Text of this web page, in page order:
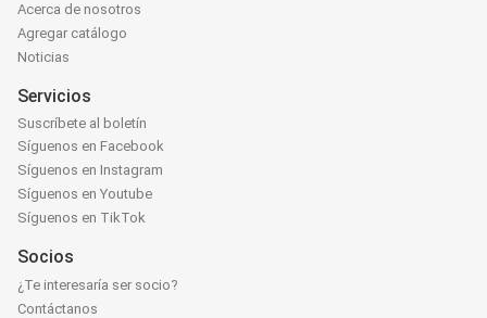
Acerca de nosotros
Agregar catálogo
Noticias
Servicios
Suscríbete al boletín
Síguenos en Facebook
Síguenos en Instagram
Síguenos en Youtube
Síguenos en TikTok
Socios
¿Te interesaría ser socio?
Contáctanos